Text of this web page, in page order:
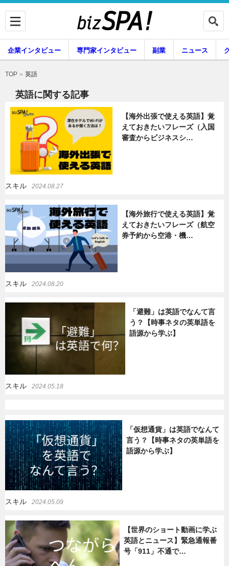
企業インタビュー 専門家インタビュー
副業
グルメ
暮らし
企業インタビュー 専門家インタビュー 副業 ニュース
暮らし
TOP 英語
英語に関する記事
【海外出張で使える英語】覚
えておきたいフレーズ（入国
審査からビジネスシ…
スキル 2024.08.27
【海外旅行で使える英語】覚
えておきたいフレーズ（航空
券予約から空港・機…
スキル 2024.08.20
「避難」は英語でなんて言
う？【時事ネタの英単語を
語源から学ぶ】
スキル 2024.05.18
「仮想通貨」は英語でなんて
言う？【時事ネタの英単語を
語源から学ぶ】
スキル 2024.05.09
【世界のショート動画に学ぶ
英語とニュース】緊急通報番
号「911」不通で…